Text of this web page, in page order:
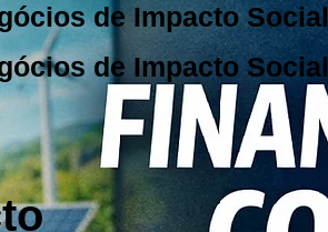
de Impacto Social
de Impacto Social